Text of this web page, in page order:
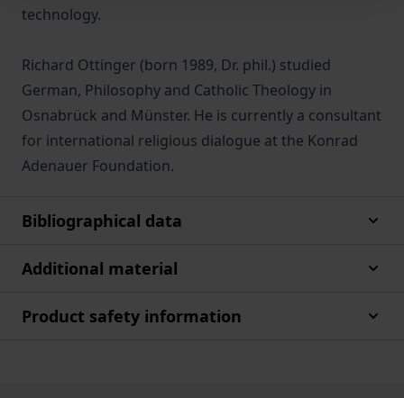
technology.
Richard Ottinger (born 1989, Dr. phil.) studied
German, Philosophy and Catholic Theology in
Osnabrück and Münster. He is currently a consultant
for international religious dialogue at the Konrad
Adenauer Foundation.
Bibliographical data
Additional material
Product safety information